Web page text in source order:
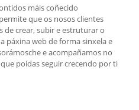
máis coñecido
que os nosos clientes
de crear, subir e estruturar o
páxina web de forma sinxela e
e acompañamos no
poidas seguir crecendo por ti